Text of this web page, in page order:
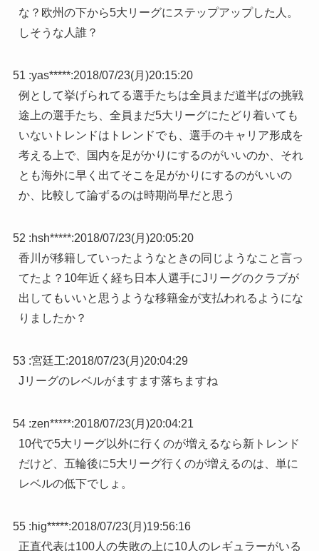
な？欧州の下から5大リーグにステップアップした人。
しそうな人誰？
51 :yas*****:2018/07/23(月)20:15:20
例として挙げられてる選手たちは全員まだ道半ばの挑戦
途上の選手たち、全員まだ5大リーグにたどり着いても
いないトレンドはトレンドでも、選手のキャリア形成を
考える上で、国内を足がかりにするのがいいのか、それ
とも海外に早く出てそこを足がかりにするのがいいの
か、比較して論ずるのは時期尚早だと思う
52 :hsh*****:2018/07/23(月)20:05:20
香川が移籍していったようなときの同じようなこと言っ
てたよ？10年近く経ち日本人選手にJリーグのクラブが
出してもいいと思うような移籍金が支払われるようにな
りましたか？
53 :宮廷工:2018/07/23(月)20:04:29
Jリーグのレベルがますます落ちますね
54 :zen*****:2018/07/23(月)20:04:21
10代で5大リーグ以外に行くのが増えるなら新トレンド
だけど、五輪後に5大リーグ行くのが増えるのは、単に
レベルの低下でしょ。
55 :hig*****:2018/07/23(月)19:56:16
正直代表は100人の失敗の上に10人のレギュラーがいる